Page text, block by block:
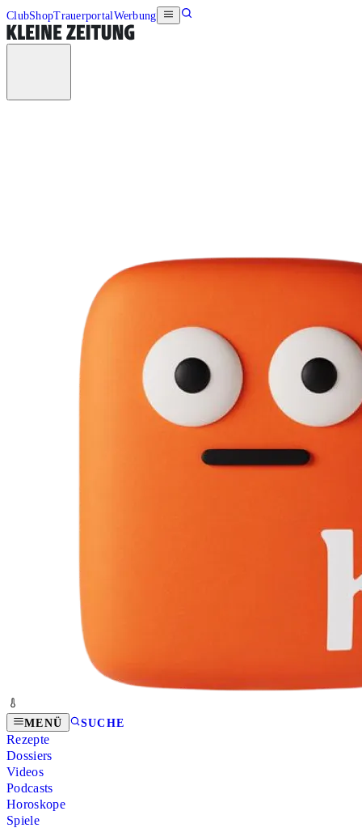
ClubShopTrauerportalWerbung
MENÜ SUCHE
Rezepte
Dossiers
Videos
Podcasts
Horoskope
Spiele